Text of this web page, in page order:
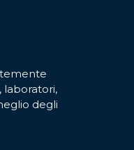
laboratori,
degli